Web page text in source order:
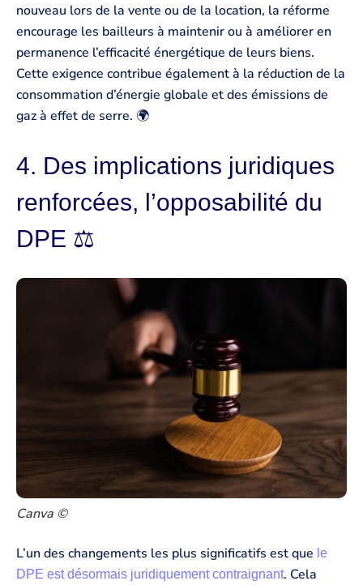
nouveau lors de la vente ou de la location, la réforme
encourage les bailleurs à maintenir ou à améliorer en
permanence l’efficacité énergétique de leurs biens.
Cette exigence contribue également à la réduction de la
consommation d’énergie globale et des émissions de
gaz à effet de serre. 🌍
4. Des implications juridiques
renforcées, l’opposabilité du
DPE ⚖️
Canva ©
L’un des changements les plus significatifs est que le
DPE est désormais juridiquement contraignant. Cela